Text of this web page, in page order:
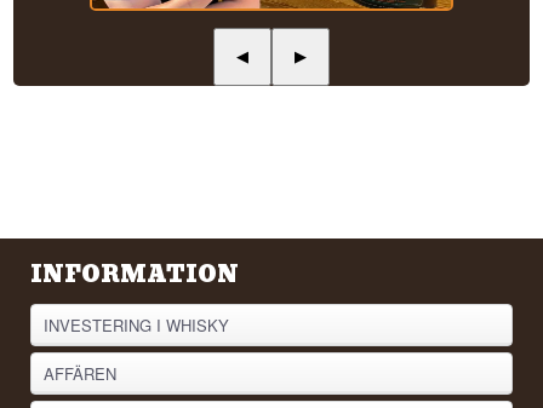
◀ ▶
INFORMATION
INVESTERING I WHISKY
AFFÄREN